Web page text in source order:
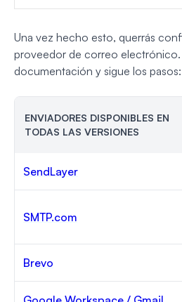
Una vez hecho esto, querrás
proveedor de correo electrónico.
documentación y sigue los pasos:
ENVIADORES DISPONIBLES EN
TODAS LAS VERSIONES
SendLayer
SMTP.com
Brevo